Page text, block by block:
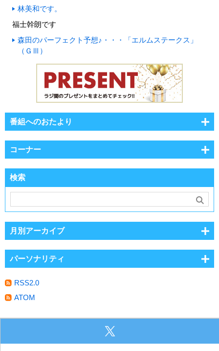
林美和です。
福士幹朗です
森田のパーフェクト予想♪・・・「エルムステークス」
（ＧⅢ）
番組へのおたより
コーナー
検索
月別アーカイブ
パーソナリティ
RSS2.0
ATOM